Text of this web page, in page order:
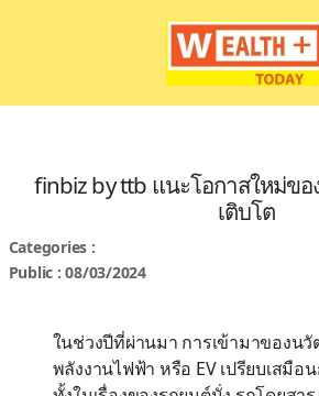
finbiz by ttb แนะโอกาสใหม่ของ
เติบโต
Categories :
Public : 08/03/2024
ในช่วงปีที่ผ่านมา การเข้ามาของน
พลังงานไฟฟ้า หรือ EV เปรียบเสมือ